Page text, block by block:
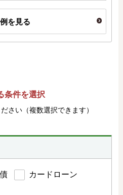
を見る
条件を選択
さい（複数選択できます）
カードローン